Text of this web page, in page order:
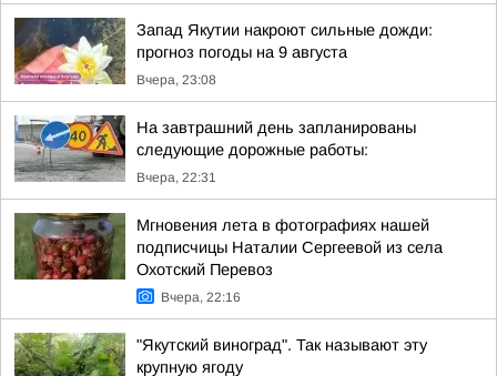
Запад Якутии накроют сильные дожди:
прогноз погоды на 9 августа
Вчера, 23:08
На завтрашний день запланированы
следующие дорожные работы:
Вчера, 22:31
Мгновения лета в фотографиях нашей
подписчицы Наталии Сергеевой из села
Охотский Перевоз
Вчера, 22:16
"Якутский виноград". Так называют эту
крупную ягоду